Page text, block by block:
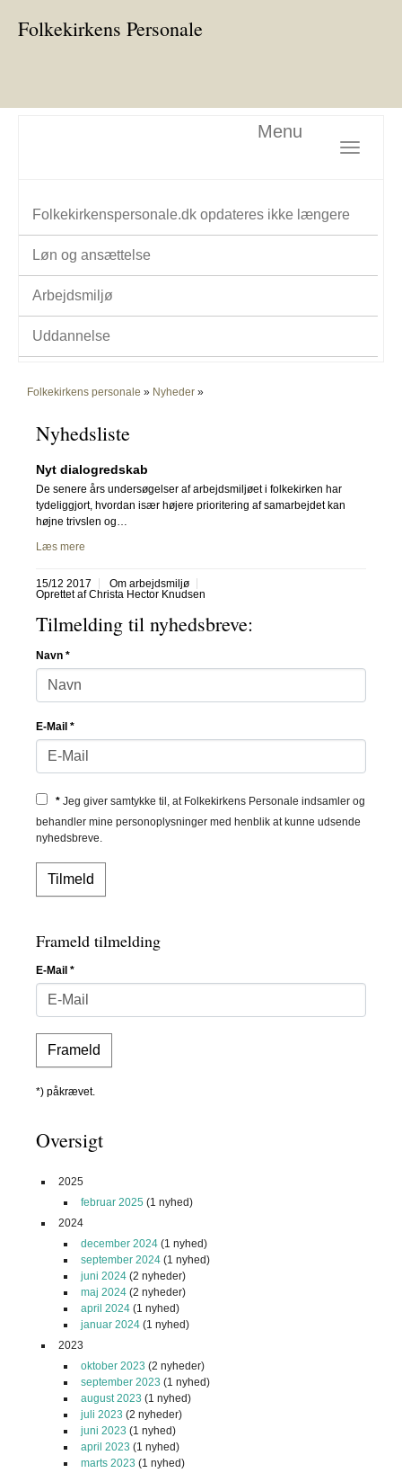
Folkekirkens Personale
Toggle
Menu
Folkekirkenspersonale.dk opdateres ikke længere
Løn og ansættelse
Arbejdsmiljø
Uddannelse
Folkekirkens personale » Nyheder »
Nyhedsliste
Nyt dialogredskab
De senere års undersøgelser af arbejdsmiljøet i folkekirken har
tydeliggjort, hvordan især højere prioritering af samarbejdet kan
højne trivslen og…
Læs mere
15/12 2017
Om arbejdsmiljø
Oprettet af Christa Hector Knudsen
Tilmelding til nyhedsbreve:
Navn *
E-Mail *
* Jeg giver samtykke til, at Folkekirkens Personale indsamler og
behandler mine personoplysninger med henblik at kunne udsende
nyhedsbreve.
Frameld tilmelding
E-Mail *
*) påkrævet.
Oversigt
2025
februar 2025 (1 nyhed)
2024
december 2024 (1 nyhed)
september 2024 (1 nyhed)
juni 2024 (2 nyheder)
maj 2024 (2 nyheder)
april 2024 (1 nyhed)
januar 2024 (1 nyhed)
2023
oktober 2023 (2 nyheder)
september 2023 (1 nyhed)
august 2023 (1 nyhed)
juli 2023 (2 nyheder)
juni 2023 (1 nyhed)
april 2023 (1 nyhed)
marts 2023 (1 nyhed)